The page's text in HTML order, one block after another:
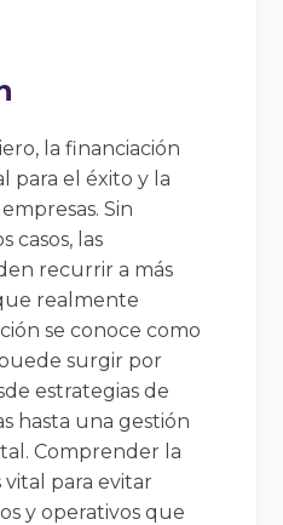
la financiación
para el éxito y la
Sin
casos, las
recurrir a más
realmente
se conoce como
surgir por
estrategias de
hasta una gestión
Comprender la
para evitar
y operativos que